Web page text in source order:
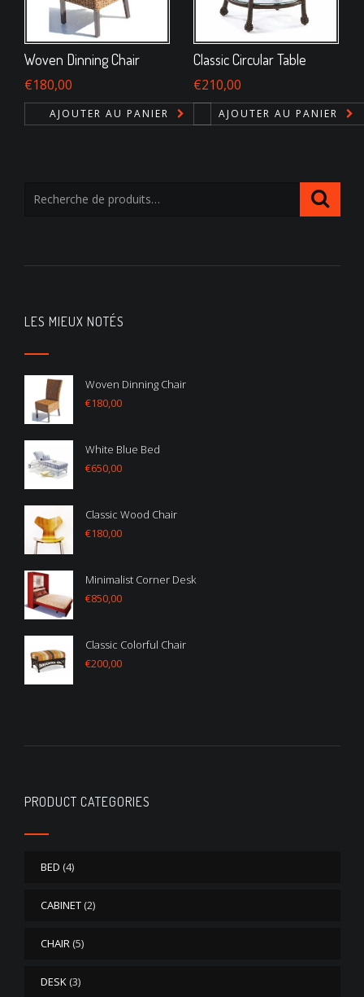
Woven Dinning Chair
€180,00
AJOUTER AU PANIER
Classic Circular Table
€210,00
AJOUTER AU PANIER
LES MIEUX NOTÉS
Woven Dinning Chair
€180,00
White Blue Bed
€650,00
Classic Wood Chair
€180,00
Minimalist Corner Desk
€850,00
Classic Colorful Chair
€200,00
PRODUCT CATEGORIES
BED (4)
CABINET (2)
CHAIR (5)
DESK (3)